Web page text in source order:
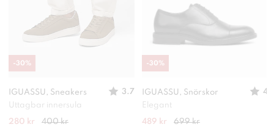
IGUASSU, Sneakers
3.7
Uttagbar innersula
280 kr 400 kr
-30%
IGUASSU, Snörskor
4
Elegant
489 kr 699 kr
-30%